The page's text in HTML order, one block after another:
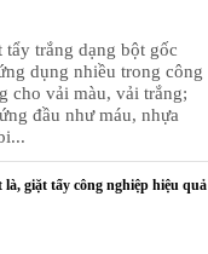
tẩy trắng dạng bột gốc
dụng nhiều trong công
cho vải màu, vải trắng;
đầu như máu, nhựa
giặt tẩy công nghiệp hiệu quả